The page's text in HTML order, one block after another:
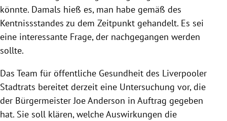
könnte. Damals hieß es, man habe gemäß des
Kentnissstandes zu dem Zeitpunkt gehandelt. Es sei
eine interessante Frage, der nachgegangen werden
sollte.
Das Team für öffentliche Gesundheit des Liverpooler
Stadtrats bereitet derzeit eine Untersuchung vor, die
der Bürgermeister Joe Anderson in Auftrag gegeben
hat. Sie soll klären, welche Auswirkungen die